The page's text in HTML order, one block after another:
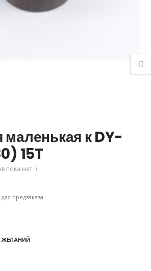
к DY-
15T
пока нет. )
предзаказа
ЖЕЛАНИЙ